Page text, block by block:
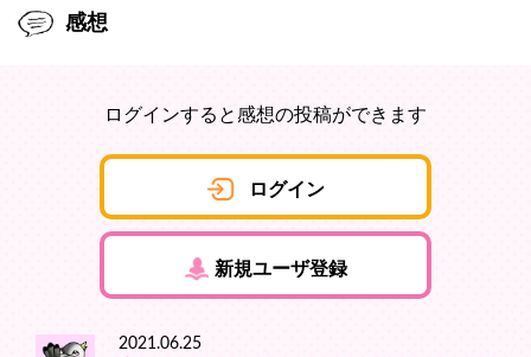
感想
ログインすると感想の投稿ができます
ログイン
新規ユーザ登録
2021.06.25